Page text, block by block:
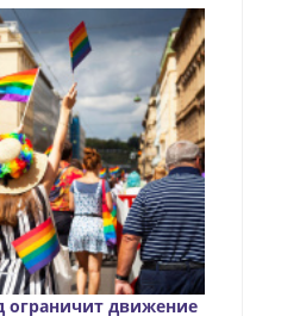
ограничит движение